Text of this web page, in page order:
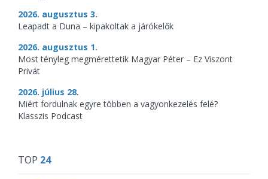
2026. augusztus 3.
Leapadt a Duna – kipakoltak a járókelők
2026. augusztus 1.
Most tényleg megmérettetik Magyar Péter – Ez Viszont
Privát
2026. július 28.
Miért fordulnak egyre többen a vagyonkezelés felé?
Klasszis Podcast
TOP 24